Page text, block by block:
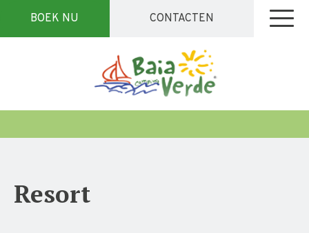
BOEK NU CONTACTEN
Resort